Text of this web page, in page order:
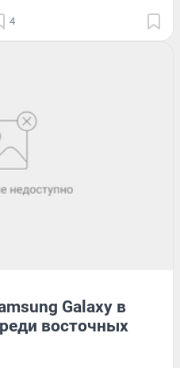
4
Galaxy в
восточных